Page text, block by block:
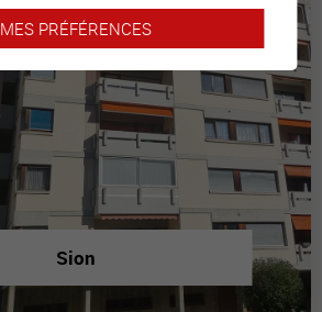
Sion
MES PRÉFÉRENCES